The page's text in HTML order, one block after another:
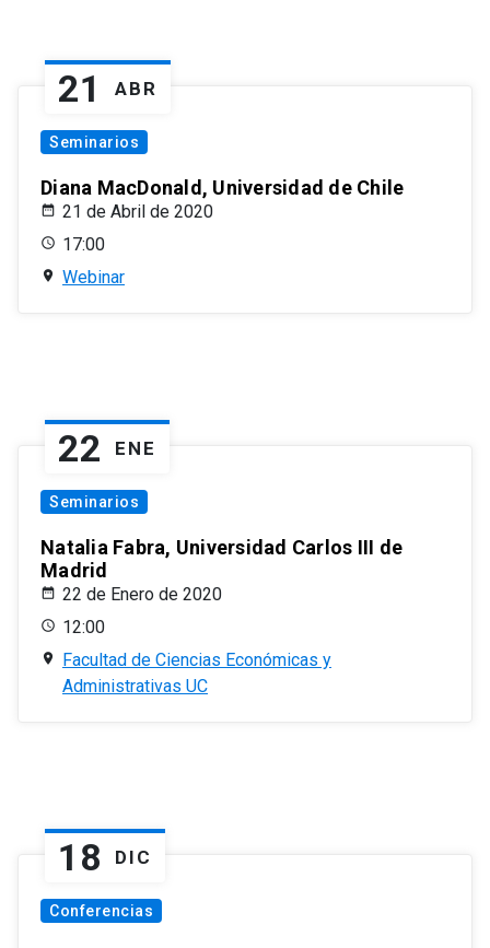
21 ABR
Seminarios
Diana MacDonald, Universidad de Chile
21 de Abril de 2020
17:00
Webinar
22 ENE
Seminarios
Natalia Fabra, Universidad Carlos III de
Madrid
22 de Enero de 2020
12:00
Facultad de Ciencias Económicas y
Administrativas UC
18 DIC
Conferencias